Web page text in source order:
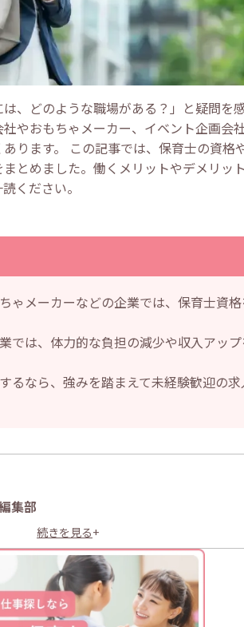
は、どのような職場がある？」と疑問を
やおもちゃメーカー、イベント企画会
ります。 この記事では、保育士の資格
とめました。働くメリットやデメリッ
ください。
ゃメーカーなどの企業では、保育士資
では、体力的な負担の減少や収入アッ
るなら、強みを踏まえて未経験歓迎の求
集部
続きを見る+